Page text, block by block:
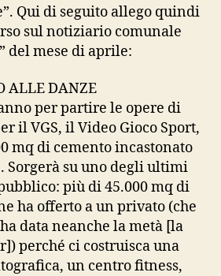
Qui di seguito allego quindi
sul notiziario comunale
del mese di aprile:
ALLE DANZE
per partire le opere di
il VGS, il Video Gioco Sport,
mq di cemento incastonato
Sorgerà su uno degli ultimi
più di 45.000 mq di
ha offerto a un privato (che
data neanche la metà [la
perché ci costruisca una
un centro fitness,